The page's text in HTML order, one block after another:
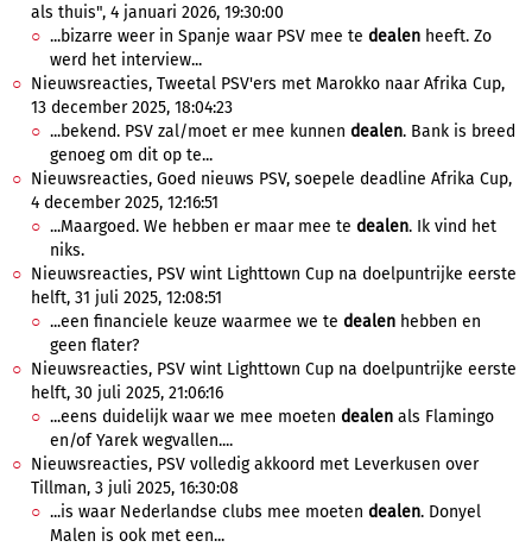
als thuis", 4 januari 2026, 19:30:00
...bizarre weer in Spanje waar PSV mee te dealen heeft. Zo
werd het interview...
Nieuwsreacties, Tweetal PSV'ers met Marokko naar Afrika Cup,
13 december 2025, 18:04:23
...bekend. PSV zal/moet er mee kunnen dealen. Bank is breed
genoeg om dit op te...
Nieuwsreacties, Goed nieuws PSV, soepele deadline Afrika Cup,
4 december 2025, 12:16:51
...Maargoed. We hebben er maar mee te dealen. Ik vind het
niks.
Nieuwsreacties, PSV wint Lighttown Cup na doelpuntrijke eerste
helft, 31 juli 2025, 12:08:51
...een financiele keuze waarmee we te dealen hebben en
geen flater?
Nieuwsreacties, PSV wint Lighttown Cup na doelpuntrijke eerste
helft, 30 juli 2025, 21:06:16
...eens duidelijk waar we mee moeten dealen als Flamingo
en/of Yarek wegvallen....
Nieuwsreacties, PSV volledig akkoord met Leverkusen over
Tillman, 3 juli 2025, 16:30:08
...is waar Nederlandse clubs mee moeten dealen. Donyel
Malen is ook met een...